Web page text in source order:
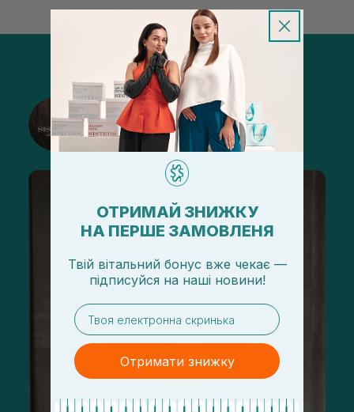
@sisters_stelmakh в Instagram
Подписаться
ОТРИМАЙ ЗНИЖКУ
НА ПЕРШЕ ЗАМОВЛЕНЯ
Твій вітальний бонус вже чекає —
підписуйся на наші новини!
email
Отримати знижку